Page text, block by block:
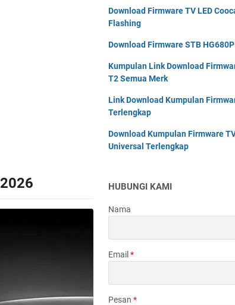
Download Firmware TV LED
Flashing
Download Firmware STB
Kumpulan Link Download
T2 Semua Merk
Link Download Kumpulan
Terlengkap
Download Kumpulan Firmware
Universal Terlengkap
HUBUNGI KAMI
Nama
Email *
Pesan *